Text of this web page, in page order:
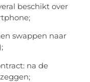
beschikt over
swappen naar
na de